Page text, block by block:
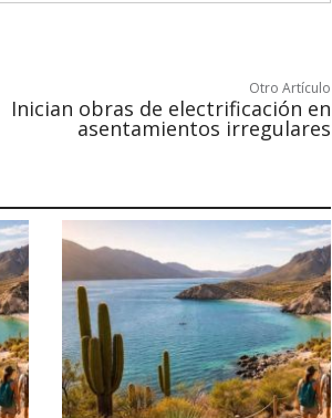
Otro Artículo
Inician obras de electrificación en
asentamientos irregulares